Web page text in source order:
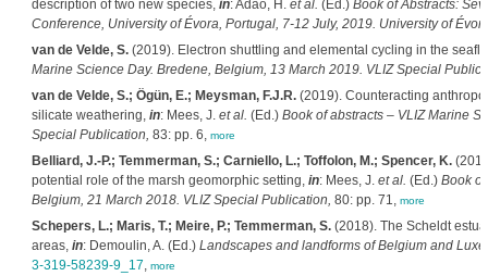
description of two new species, in: Adão, H. et al. (Ed.) Book of Abstracts:
Conference, University of Évora, Portugal, 7-12 July, 2019. University of
van de Velde, S.(2019). Electron shuttling and elemental cycling in the
Marine Science Day. Bredene, Belgium, 13 March 2019. VLIZ Special
van de Velde, S.; Ögün, E.; Meysman, F.J.R.(2019). Counteracting
silicate weathering, in: Mees, J. et al. (Ed.) Book of abstracts – VLIZ Marine
Special Publication, 83: pp. 6, more
Belliard, J.-P.; Temmerman, S.; Carniello, L.; Toffolon, M.; Spencer, K.
potential role of the marsh geomorphic setting, in: Mees, J. et al. (Ed.) Book
Belgium, 21 March 2018. VLIZ Special Publication, 80: pp. 71, more
Schepers, L.; Maris, T.; Meire, P.; Temmerman, S.(2018). The Scheldt
areas, in: Demoulin, A. (Ed.) Landscapes and landforms of Belgium and
3-319-58239-9_17, more